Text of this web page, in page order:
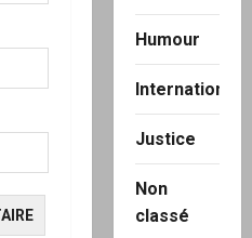
Humour
International
Justice
Non
classé